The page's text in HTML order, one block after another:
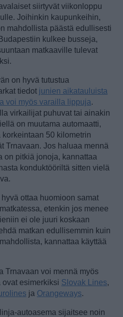
siirtyvät viikonloppu
Joihinkin kaupunkeihin,
mahdollista päästä edullisesti
kulkee busseja,
matkaaville tulevat
on hyvä tutustua
tiedot junien aikatauluista
voi myös varailla lippuja.
virkailijat puhuvat tai ainakin
on muutama automaatti,
50 kilometrin
Trnavaan. Jos haluaa mennä
on pitkiä jonoja, kannattaa
konduktööriltä sitten vielä
ottaa huomioon samat
etenkin jos menee
ei ole juuri koskaan
matkan edullisemmin kuin
kannattaa käyttää
Trnavaan voi mennä myös
ovat esimerkiksi Slovak Lines,
ja Orangeways.
autoasema sijaitsee noin